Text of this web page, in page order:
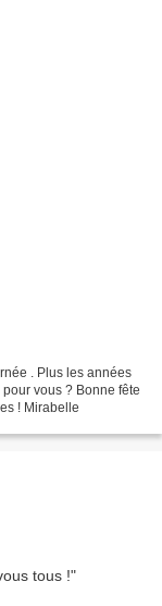
. Plus les années
vous ? Bonne fête
! Mirabelle